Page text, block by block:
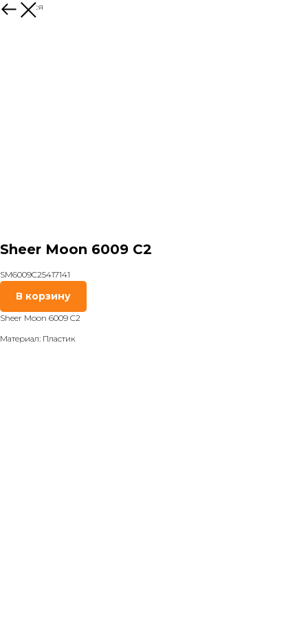
Вернуться
Sheer Moon 6009 C2
SM6009C25417141
В корзину
Sheer Moon 6009 C2
Материал: Пластик